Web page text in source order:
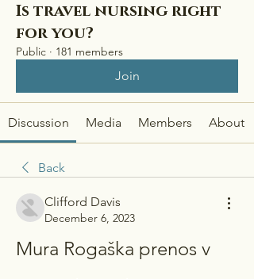
Is travel nursing right
for you?
Public · 181 members
Join
Discussion Media Members About
Back
Clifford Davis
December 6, 2023
Mura Rogaška prenos v